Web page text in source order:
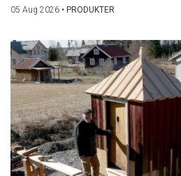
05 Aug 2026 • PRODUKTER